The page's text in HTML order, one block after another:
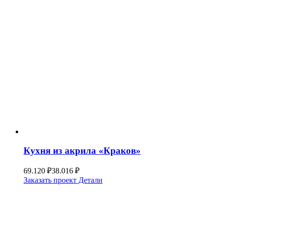
Кухня из акрила «Краков»
69.120 ₽38.016 ₽
Заказать проект Детали